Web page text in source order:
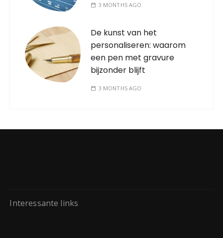
3 MONTHS AGO
De kunst van het
personaliseren: waarom
een pen met gravure
bijzonder blijft
3 MONTHS AGO
Interessante links